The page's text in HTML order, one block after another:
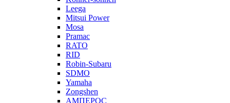
Leega
Mitsui Power
Mosa
Pramac
RATO
RID
Robin-Subaru
SDMO
Yamaha
Zongshen
АМПЕРОС